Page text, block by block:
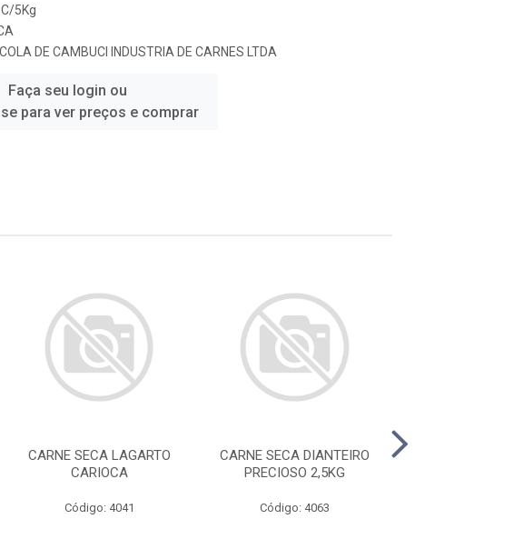
5Kg
DE CAMBUCI INDUSTRIA DE CARNES LTDA
Faça seu login ou
para ver preços e comprar
CARNE SECA LAGARTO
CARIOCA
Código: 4041
CARNE SECA DIANTEIRO
PRECIOSO 2,5KG
Código: 4063